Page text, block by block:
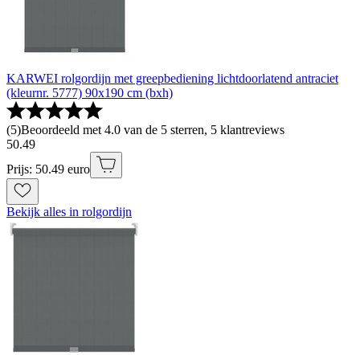
KARWEI rolgordijn met greepbediening lichtdoorlatend antraciet
(kleurnr. 5777) 90x190 cm (bxh)
(5)Beoordeeld met 4.0 van de 5 sterren, 5 klantreviews
50.49
Prijs: 50.49 euro
Bekijk alles in rolgordijn